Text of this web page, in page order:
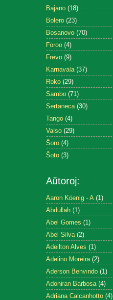
Bajano (18)
Bolero (23)
Bosanovo (70)
Foroo (4)
Frevo (9)
Karnavala (37)
Roko (29)
Sambo (71)
Sertaneca (30)
Tango (4)
Valso (29)
Ŝoro (4)
Ŝoto (3)
Aŭtoroj:
Aaron Köenig - A (1)
Abdullah (1)
Abel Gomes (1)
Abel Silva (2)
Adeilton Alves (1)
Adelino Moreira (2)
Aderson Benvindo (1)
Adoniran Barbosa (4)
Adriana Calcanhotto (4)